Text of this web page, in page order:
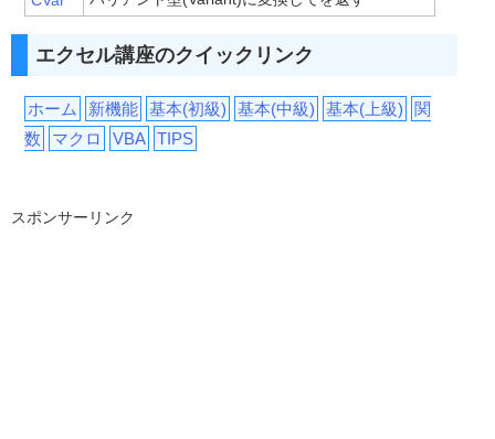
エクセル講座のクイックリンク
ホーム 新機能 基本(初級) 基本(中級) 基本(上級)
関
数
マクロ VBA TIPS
スポンサーリンク